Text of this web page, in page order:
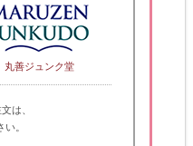
丸善ジュンク堂
は、
。